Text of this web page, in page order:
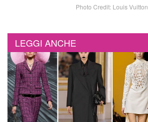
Photo Credit: Louis Vuitton
LEGGI ANCHE